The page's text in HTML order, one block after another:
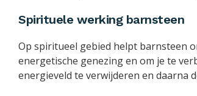
Spirituele werking barnsteen
Op spiritueel gebied helpt barnsteen
energetische genezing en om je te
energieveld te verwijderen en daarna